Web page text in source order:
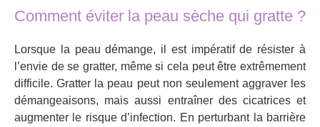
Comment éviter la peau sèche qui gratte ?
Lorsque la peau démange, il est impératif de résister à
l’envie de se gratter, même si cela peut être extrêmement
difficile. Gratter la peau peut non seulement aggraver les
démangeaisons, mais aussi entraîner des cicatrices et
augmenter le risque d’infection. En perturbant la barrière